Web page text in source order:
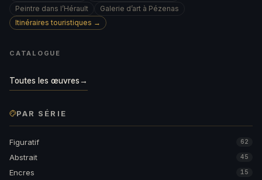
Peintre dans l’Hérault
Galerie d’art à Pézenas
Itinéraires touristiques →
CATALOGUE
Toutes les œuvres→
PAR SÉRIE
Figuratif 62
Abstrait 45
Encres 15